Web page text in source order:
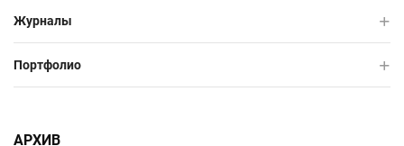
Журналы
Портфолио
АРХИВ